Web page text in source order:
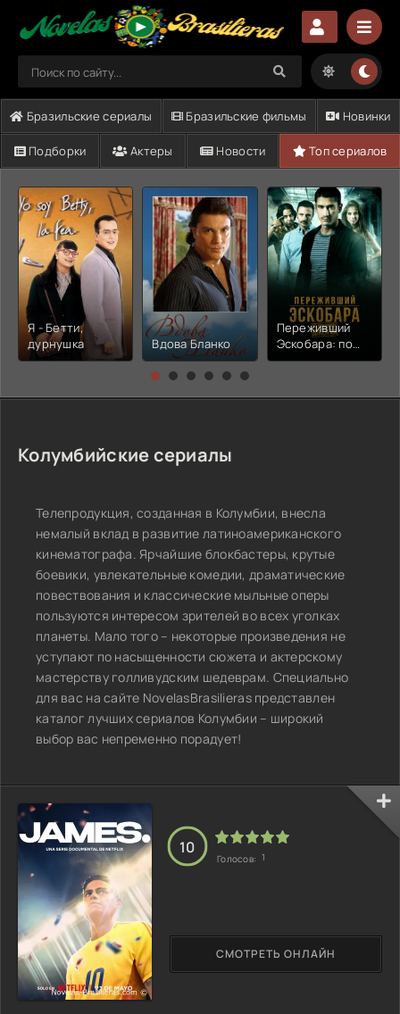
Бразильские сериалы Бразильские фильмы Новинки
Подборки Актеры Новости Топ сериалов
Я - Бетти,
дурнушка
Вдова Бланко
Переживший
Эскобара: по
прозвищу Джей
Колумбийские сериалы
Телепродукция, созданная в Колумбии, внесла
немалый вклад в развитие латиноамериканского
кинематографа. Ярчайшие блокбастеры, крутые
боевики, увлекательные комедии, драматические
повествования и классические мыльные оперы
пользуются интересом зрителей во всех уголках
планеты. Мало того – некоторые произведения не
уступают по насыщенности сюжета и актерскому
мастерству голливудским шедеврам. Специально
для вас на сайте NovelasBrasilieras представлен
каталог лучших сериалов Колумбии – широкий
выбор вас непременно порадует!
СМОТРЕТЬ ОНЛАЙН
10
Голосов: 1